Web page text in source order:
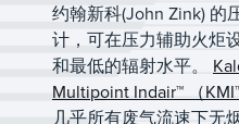
约翰新科(John Zink) 的
计，可在压力辅助火炬
和最低的辐射水平。
Multipoint Indair™ （KMI™
几乎所有废气流速下无